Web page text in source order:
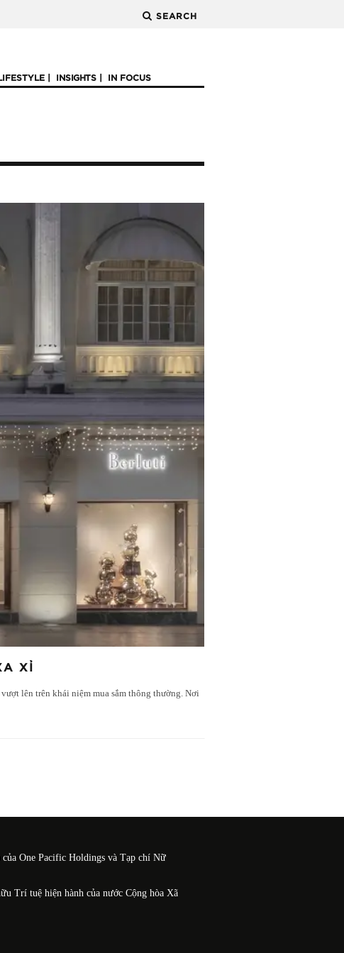
SEARCH
INSIGHTS IN FOCUS
XỈ
lên trên khái niệm mua sắm thông thường. Nơi
One Pacific Holdings và Tạp chí Nữ
Trí tuệ hiện hành của nước Cộng hòa Xã